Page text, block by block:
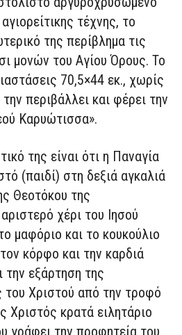
τέχνης, το
της περίβλημα τις
μονών του Αγίου Όρους. Το
70,5×44 εκ., χωρίς
περιβάλλει και φέρει την
Καρυώτισσα».
της είναι ότι η Παναγία
(παιδί) στη δεξιά αγκαλιά
Θεοτόκου της
χέρι του Ιησού
μαφόριο και το κουκούλιο
κόρφο και την καρδιά
την εξάρτηση της
Χριστού από την τροφό
Χριστός κρατά ειλητάριο
γράφει την προφητεία του